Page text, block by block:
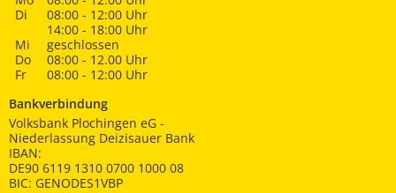
Di
08:00 - 12:00 Uhr
14:00 - 18:00 Uhr
Mi
geschlossen
Do
08:00 - 12.00 Uhr
Fr
08:00 - 12:00 Uhr
Bankverbindung
Volksbank Plochingen eG -
Niederlassung Deizisauer Bank
IBAN:
DE90 6119 1310 0700 1000 08
BIC: GENODES1VBP